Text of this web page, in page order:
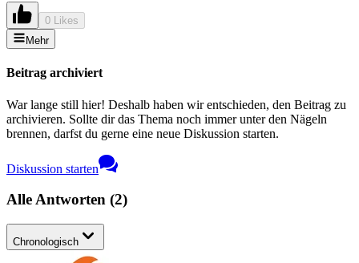
0 Likes
Mehr
Beitrag archiviert
War lange still hier! Deshalb haben wir entschieden, den Beitrag zu
archivieren. Sollte dir das Thema noch immer unter den Nägeln
brennen, darfst du gerne eine neue Diskussion starten.
Diskussion starten
Alle Antworten (2)
Chronologisch